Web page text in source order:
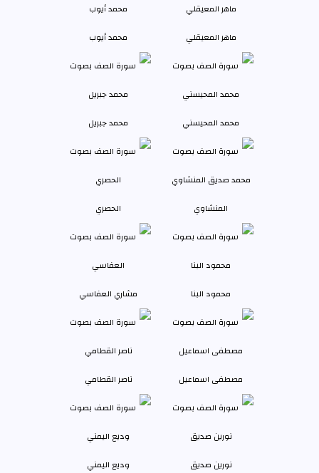
ماهر المعيقلي محمد أيوب
محمد المحيسني محمد جبريل
المنشاوي الحصري
محمود البنا مشاري العفاسي
مصطفى اسماعيل ناصر القطامي
نورين صديق وديع اليمني